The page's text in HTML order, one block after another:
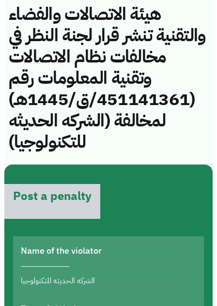
هيئة الاتصالات والفضاء
والتقنية تنشر قرار لجنة النظر في
مخالفات نظام الاتصالات
وتقنية المعلومات رقم
(451141361/ق/1445هـ)
لمخالفة (الشركه الحديثه
للتكنولوجيا)
Post a penalty
Name of the violator
الشركه الحديثه للتكنولوجيا